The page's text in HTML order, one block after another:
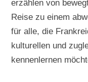
erzählen von
Reise zu einem
für alle, die
kulturellen und
kennenlernen